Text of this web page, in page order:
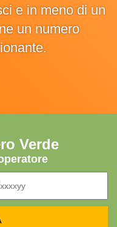
e in meno di un
un numero
Verde